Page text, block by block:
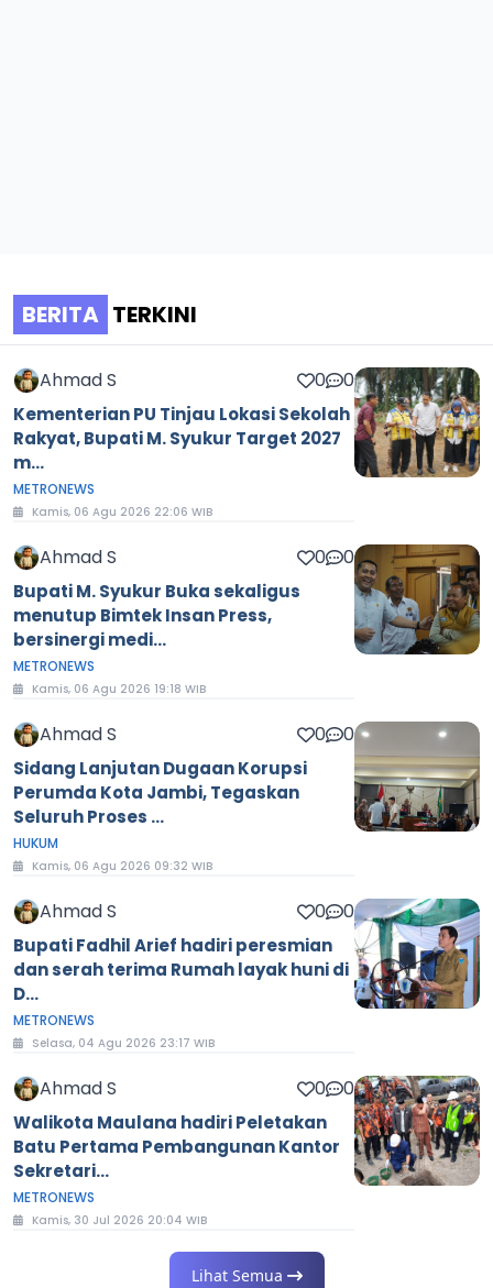
BERITA TERKINI
Ahmad S 0 0
Kementerian PU Tinjau Lokasi Sekolah
Rakyat, Bupati M. Syukur Target 2027
m...
METRONEWS
Kamis, 06 Agu 2026 22:06 WIB
Ahmad S 0 0
Bupati M. Syukur Buka sekaligus
menutup Bimtek Insan Press,
bersinergi medi...
METRONEWS
Kamis, 06 Agu 2026 19:18 WIB
Ahmad S 0 0
Sidang Lanjutan Dugaan Korupsi
Perumda Kota Jambi, Tegaskan
Seluruh Proses ...
HUKUM
Kamis, 06 Agu 2026 09:32 WIB
Ahmad S 0 0
Bupati Fadhil Arief hadiri peresmian
dan serah terima Rumah layak huni di
D...
METRONEWS
Selasa, 04 Agu 2026 23:17 WIB
Ahmad S 0 0
Walikota Maulana hadiri Peletakan
Batu Pertama Pembangunan Kantor
Sekretari...
METRONEWS
Kamis, 30 Jul 2026 20:04 WIB
Lihat Semua